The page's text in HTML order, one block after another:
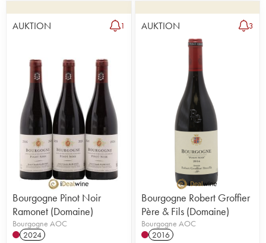
AUKTION 1
Bourgogne Pinot Noir
Ramonet (Domaine)
Bourgogne AOC
2024
AUKTION 3
Bourgogne Robert Groffier
Père & Fils (Domaine)
Bourgogne AOC
2016